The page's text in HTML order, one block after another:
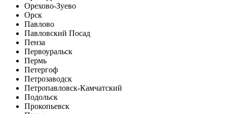
Орехово-Зуево
Орск
Павлово
Павловский Посад
Пенза
Первоуральск
Пермь
Петергоф
Петрозаводск
Петропавловск-Камчатский
Подольск
Прокопьевск